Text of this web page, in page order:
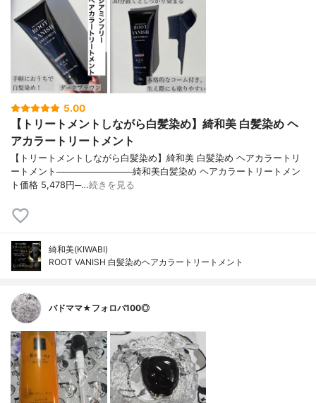
5.00
【トリートメントしながら白髪染め】綺和美 白髪染め ヘ
アカラートリートメント
【トリートメントしながら白髪染め】綺和美 白髪染め ヘアカラートリ
ートメント────────────綺和美白髪染め ヘアカラートリートメン
ト価格 5,478円─…続きを見る
綺和美(KIWABI)
ROOT VANISH 白髪染めヘアカラートリートメント
バドママ★フォロバ100◎